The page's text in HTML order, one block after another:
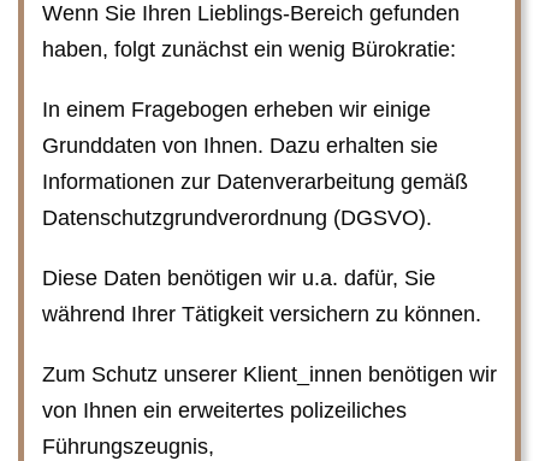
Wenn Sie Ihren Lieblings-Bereich gefunden
haben, folgt zunächst ein wenig Bürokratie:
In einem Fragebogen erheben wir einige
Grunddaten von Ihnen. Dazu erhalten sie
Informationen zur Datenverarbeitung gemäß
Datenschutzgrundverordnung (DGSVO).
Diese Daten benötigen wir u.a. dafür, Sie
während Ihrer Tätigkeit versichern zu können.
Zum Schutz unserer Klient_innen benötigen wir
von Ihnen ein erweitertes polizeiliches
Führungszeugnis,